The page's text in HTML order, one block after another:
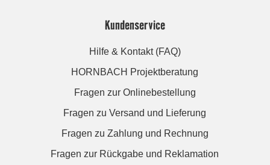
Kundenservice
Hilfe & Kontakt (FAQ)
HORNBACH Projektberatung
Fragen zur Onlinebestellung
Fragen zu Versand und Lieferung
Fragen zu Zahlung und Rechnung
Fragen zur Rückgabe und Reklamation